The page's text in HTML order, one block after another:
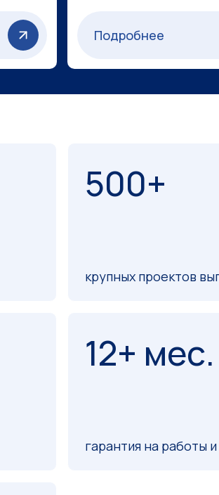
Подробнее
500+
крупных проектов
12+ мес.
гарантия на работы